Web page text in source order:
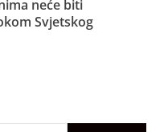
neće biti
Svjetskog